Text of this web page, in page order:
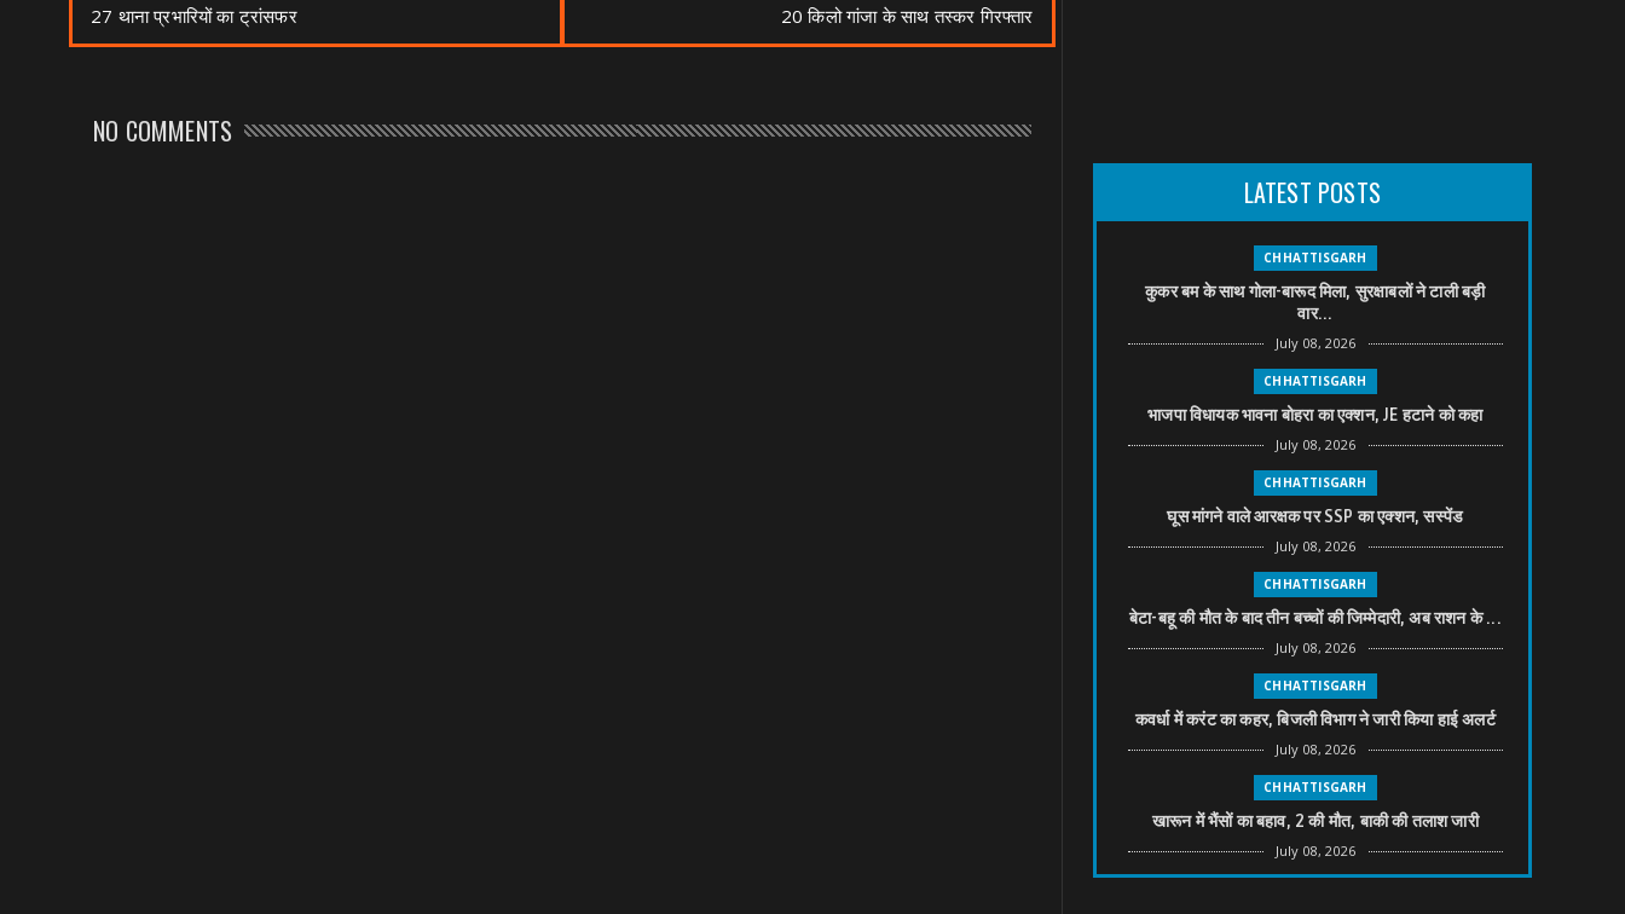
27 थाना प्रभारियों का ट्रांसफर 20 किलो गांजा के साथ तस्कर गिरफ्तार
NO COMMENTS
LATEST POSTS
CHHATTISGARH
कुकर बम के साथ गोला-बारूद मिला, सुरक्षाबलों ने टाली बड़ी
वार...
July 08, 2026
CHHATTISGARH
भाजपा विधायक भावना बोहरा का एक्शन, JE हटाने को कहा
July 08, 2026
CHHATTISGARH
घूस मांगने वाले आरक्षक पर SSP का एक्शन, सस्पेंड
July 08, 2026
CHHATTISGARH
बेटा-बहू की मौत के बाद तीन बच्चों की जिम्मेदारी, अब राशन के ...
July 08, 2026
CHHATTISGARH
कवर्धा में करंट का कहर, बिजली विभाग ने जारी किया हाई अलर्ट
July 08, 2026
CHHATTISGARH
खारून में भैंसों का बहाव, 2 की मौत, बाकी की तलाश जारी
July 08, 2026